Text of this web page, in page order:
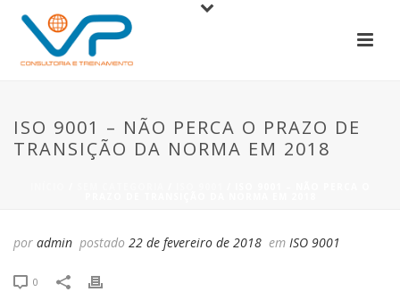
ISO 9001 – NÃO PERCA O PRAZO DE
TRANSIÇÃO DA NORMA EM 2018
por admin postado 22 de fevereiro de 2018 em ISO 9001
0